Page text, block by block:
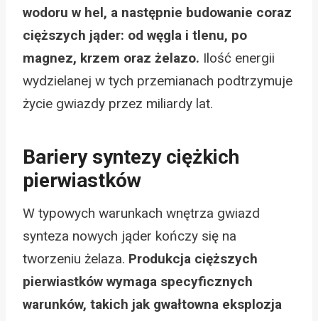
wodoru w hel, a następnie budowanie coraz
cięższych jąder: od węgla i tlenu, po
magnez, krzem oraz żelazo. Ilość energii
wydzielanej w tych przemianach podtrzymuje
życie gwiazdy przez miliardy lat.
Bariery syntezy ciężkich
pierwiastków
W typowych warunkach wnętrza gwiazd
synteza nowych jąder kończy się na
tworzeniu żelaza. Produkcja cięższych
pierwiastków wymaga specyficznych
warunków, takich jak gwałtowna eksplozja